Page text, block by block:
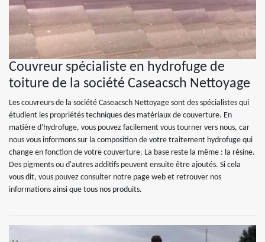
Couvreur spécialiste en hydrofuge de
toiture de la société Caseacsch Nettoyage
Les couvreurs de la société Caseacsch Nettoyage sont des spécialistes qui
étudient les propriétés techniques des matériaux de couverture. En
matière d'hydrofuge, vous pouvez facilement vous tourner vers nous, car
nous vous informons sur la composition de votre traitement hydrofuge qui
change en fonction de votre couverture. La base reste la même : la résine.
Des pigments ou d'autres additifs peuvent ensuite être ajoutés. Si cela
vous dit, vous pouvez consulter notre page web et retrouver nos
informations ainsi que tous nos produits.